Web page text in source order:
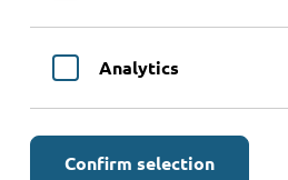
Online-
Analytics
Confirm selection